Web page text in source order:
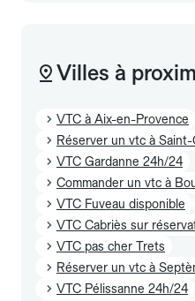
Villes à
VTC à Aix-en-Provence
Réserver un vtc à Saint-
VTC Gardanne 24h/24
Commander un vtc à
VTC Fuveau disponible
VTC Cabriès sur
VTC pas cher Trets
Réserver un vtc à
VTC Pélissanne 24h/24